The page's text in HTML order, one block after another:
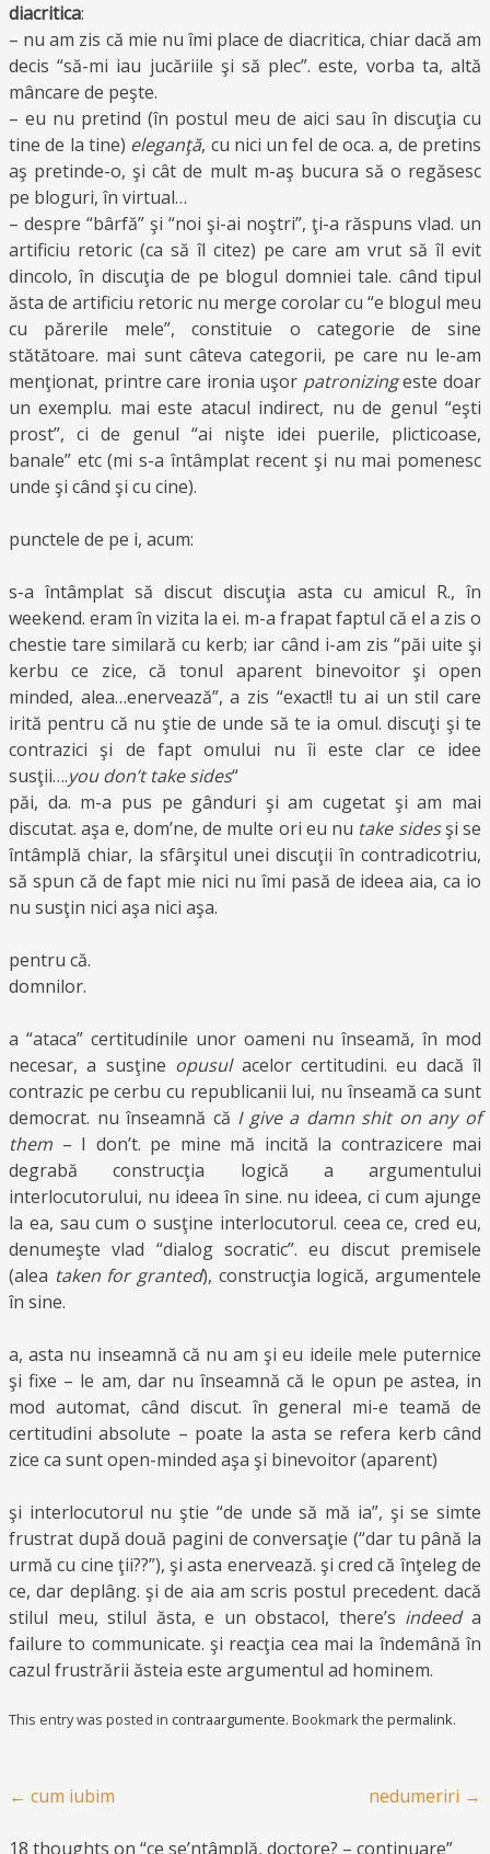
diacritica:
– nu am zis că mie nu îmi place de diacritica, chiar dacă am
decis “să-mi iau jucăriile şi să plec”. este, vorba ta, altă
mâncare de peşte.
– eu nu pretind (în postul meu de aici sau în discuţia cu
tine de la tine) eleganţă, cu nici un fel de oca. a, de pretins
aş pretinde-o, şi cât de mult m-aş bucura să o regăsesc
pe bloguri, în virtual…
– despre “bârfă” şi “noi şi-ai noştri”, ţi-a răspuns vlad. un
artificiu retoric (ca să îl citez) pe care am vrut să îl evit
dincolo, în discuţia de pe blogul domniei tale. când tipul
ăsta de artificiu retoric nu merge corolar cu “e blogul meu
cu părerile mele”, constituie o categorie de sine
stătătoare. mai sunt câteva categorii, pe care nu le-am
menţionat, printre care ironia uşor patronizingeste doar
un exemplu. mai este atacul indirect, nu de genul “eşti
prost”, ci de genul “ai nişte idei puerile, plicticoase,
banale” etc (mi s-a întâmplat recent şi nu mai pomenesc
unde şi când şi cu cine).
punctele de pe i, acum:
s-a întâmplat să discut discuţia asta cu amicul R., în
weekend. eram în vizita la ei. m-a frapat faptul că el a zis o
chestie tare similară cu kerb; iar când i-am zis “păi uite şi
kerbu ce zice, că tonul aparent binevoitor şi open
minded, alea…enervează”, a zis “exact!! tu ai un stil care
irită pentru că nu ştie de unde să te ia omul. discuţi şi te
contrazici şi de fapt omului nu îi este clar ce idee
susţii….you don’t take sides“
păi, da. m-a pus pe gânduri şi am cugetat şi am mai
discutat. aşa e, dom’ne, de multe ori eu nu take sidesşi se
întâmplă chiar, la sfârşitul unei discuţii în contradicotriu,
să spun că de fapt mie nici nu îmi pasă de ideea aia, ca io
nu susţin nici aşa nici aşa.
pentru că.
domnilor.
a “ataca” certitudinile unor oameni nu înseamă, în mod
necesar, a susţine opusulacelor certitudini. eu dacă îl
contrazic pe cerbu cu republicanii lui, nu înseamă ca sunt
democrat. nu înseamnă că I give a damn shit on any of
them – I don’t. pe mine mă incită la contrazicere mai
degrabă construcţia logică a argumentului
interlocutorului, nu ideea în sine. nu ideea, ci cum ajunge
la ea, sau cum o susţine interlocutorul. ceea ce, cred eu,
denumeşte vlad “dialog socratic”. eu discut premisele
(alea taken for granted), construcţia logică, argumentele
în sine.
a, asta nu inseamnă că nu am şi eu ideile mele puternice
şi fixe – le am, dar nu înseamnă că le opun pe astea, in
mod automat, când discut. în general mi-e teamă de
certitudini absolute – poate la asta se refera kerb când
zice ca sunt open-minded aşa şi binevoitor (aparent)
şi interlocutorul nu ştie “de unde să mă ia”, şi se simte
frustrat după două pagini de conversaţie (“dar tu până la
urmă cu cine ţii??”), şi asta enervează. şi cred că înţeleg de
ce, dar deplâng. şi de aia am scris postul precedent. dacă
stilul meu, stilul ăsta, e un obstacol, there’s indeeda
failure to communicate. şi reacţia cea mai la îndemână în
cazul frustrării ăsteia este argumentul ad hominem.
This entry was posted in contraargumente. Bookmark the permalink.
Post navigation
← cum iubim nedumeriri →
18 thoughts on “ce se’ntâmplă, doctore? – continuare”